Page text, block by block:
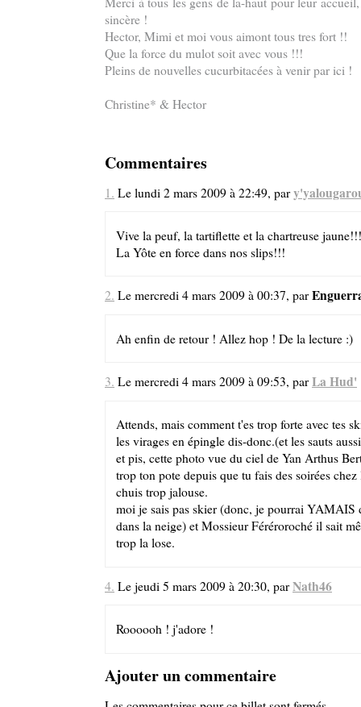
sincère !
Hector, Mimi et moi vous aimont tous tres fort !!
Que la force du mulot soit avec vous !!!
Pleins de nouvelles cucurbitacées à venir par ici !
Christine* & Hector
Commentaires
1. Le lundi 2 mars 2009 à 22:49, par
Vive la peuf, la tartiflette et la chartreuse
La Yôte en force dans nos slips!!!
2. Le mercredi 4 mars 2009 à 00:37, par
Ah enfin de retour ! Allez hop ! De la lecture :)
3. Le mercredi 4 mars 2009 à 09:53, parLa Hud'
Attends, mais comment t'es trop forte avec tes
les virages en épingle dis-donc.(et les sauts
et pis, cette photo vue du ciel de Yan Arthus
trop ton pote depuis que tu fais des soirées chez
chuis trop jalouse.
moi je sais pas skier (donc, je pourrai YAMAIS
dans la neige) et Mossieur Féréroroché il sait
trop la lose.
4. Le jeudi 5 mars 2009 à 20:30, parNath46
Roooooh ! j'adore !
Ajouter un commentaire